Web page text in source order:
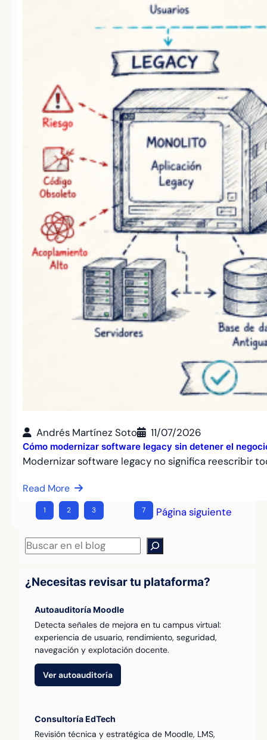
Andrés Martínez Soto 11/07/2026
Cómo modernizar software legacy sin detener el
Modernizar software legacy no significa reescribir
Read More
1 2 3 7 Página siguiente
Buscar
¿Necesitas revisar tu plataforma?
Autoauditoría Moodle
Detecta señales de mejora en tu campus virtual:
experiencia de usuario, rendimiento, seguridad,
navegación y explotación docente.
Ver autoauditoría
Consultoría EdTech
Revisión técnica y estratégica de Moodle, LMS,